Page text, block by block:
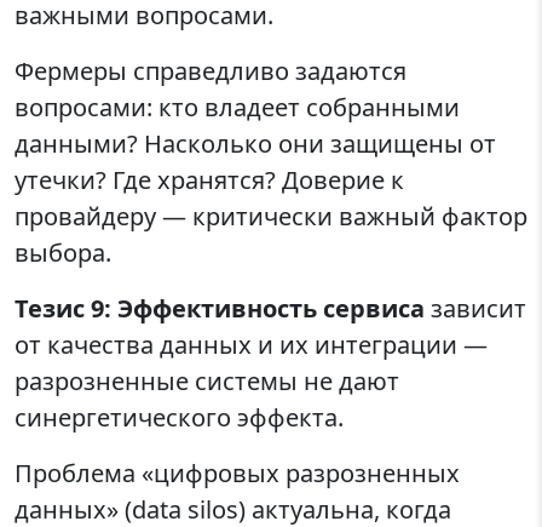
важными вопросами.
Фермеры справедливо задаются
вопросами: кто владеет собранными
данными? Насколько они защищены от
утечки? Где хранятся? Доверие к
провайдеру — критически важный фактор
выбора.
Тезис 9: Эффективность сервиса зависит
от качества данных и их интеграции —
разрозненные системы не дают
синергетического эффекта.
Проблема «цифровых разрозненных
данных» (data silos) актуальна, когда